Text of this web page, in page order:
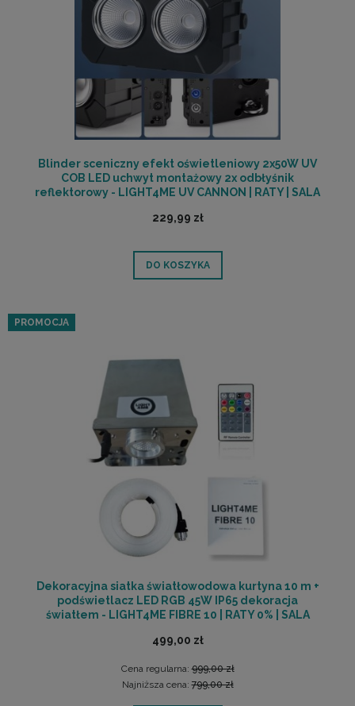
Blinder sceniczny efekt oświetleniowy 2x50W UV
COB LED uchwyt montażowy 2x odbłyśnik
reflektorowy - LIGHT4ME UV CANNON | RATY | SALA
229,99 zł
DO KOSZYKA
Dekoracyjna siatka światłowodowa kurtyna 10 m +
podświetlacz LED RGB 45W IP65 dekoracja
światłem - LIGHT4ME FIBRE 10 | RATY 0% | SALA
499,00 zł
Cena regularna:999,00 zł
Najniższa cena:799,00 zł
PROMOCJA